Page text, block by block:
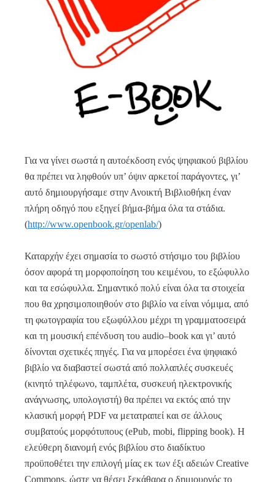
Για να γίνει σωστά η αυτοέκδοση ενός ψηφιακού βιβλίου
θα πρέπει να ληφθούν υπ’ όψιν αρκετοί παράγοντες, γι’
αυτό δημιουργήσαμε στην Ανοικτή Βιβλιοθήκη έναν
πλήρη οδηγό που εξηγεί βήμα-βήμα όλα τα στάδια.
(http://www.openbook.gr/openlab/)
Καταρχήν έχει σημασία το σωστό στήσιμο του βιβλίου
όσον αφορά τη μορφοποίηση του κειμένου, το εξώφυλλο
και τα εσώφυλλα. Σημαντικό πολύ είναι όλα τα στοιχεία
που θα χρησιμοποιηθούν στο βιβλίο να είναι νόμιμα, από
τη φωτογραφία του εξωφύλλου μέχρι τη γραμματοσειρά
και τη μουσική επένδυση του audio–book και γι’ αυτό
δίνονται σχετικές πηγές. Για να μπορέσει ένα ψηφιακό
βιβλίο να διαβαστεί σωστά από πολλαπλές συσκευές
(κινητό τηλέφωνο, ταμπλέτα, συσκευή ηλεκτρονικής
ανάγνωσης, υπολογιστή) θα πρέπει να εκτός από την
κλασική μορφή PDF να μετατραπεί και σε άλλους
συμβατούς μορφότυπους (ePub, mobi, flipping book). Η
ελεύθερη διανομή ενός βιβλίου στο διαδίκτυο
προϋποθέτει την επιλογή μίας εκ των έξι αδειών Creative
Commons, ώστε να θέσει ξεκάθαρα ο δημιουργός το